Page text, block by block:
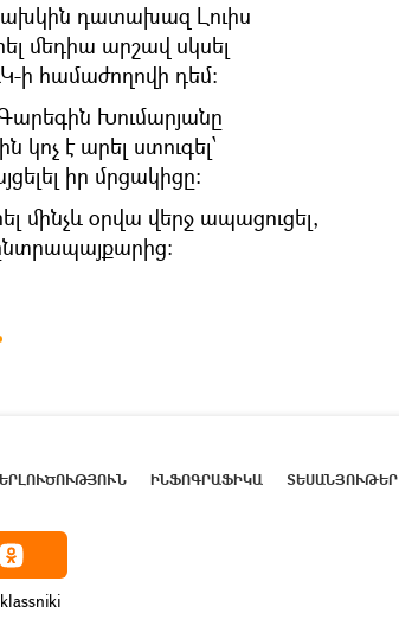
դատախազ Լուիս
մեդիա արշավ սկսել
ի համաժողովի դեմ։
Խումարյանը
է արել ստուգել՝
իր մրցակիցը։
մինչև օրվա վերջ ապացուցել,
ԻՆՖՈԳՐԱՖԻԿԱ ՏԵՍԱՆՅՈՒԹԵՐ